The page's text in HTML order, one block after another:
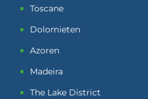
Toscane
Dolomieten
Azoren
Madeira
The Lake District